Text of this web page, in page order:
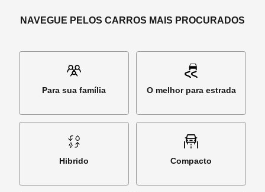
NAVEGUE PELOS CARROS MAIS PROCURADOS
Para sua família O melhor para estrada
Hibrido Compacto